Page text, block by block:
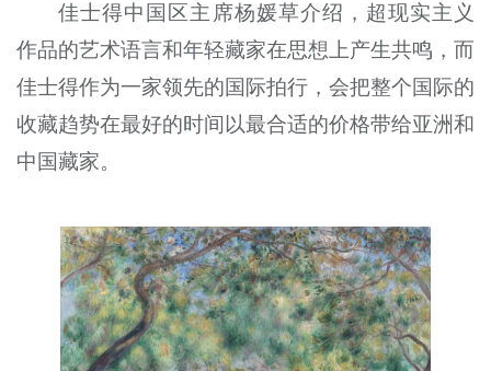
佳士得中国区主席杨媛草介绍，超现实主义
作品的艺术语言和年轻藏家在思想上产生共鸣，而
佳士得作为一家领先的国际拍行，会把整个国际的
收藏趋势在最好的时间以最合适的价格带给亚洲和
中国藏家。